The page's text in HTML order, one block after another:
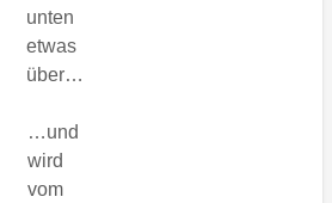
unten
etwas
über…
…und
wird
vom